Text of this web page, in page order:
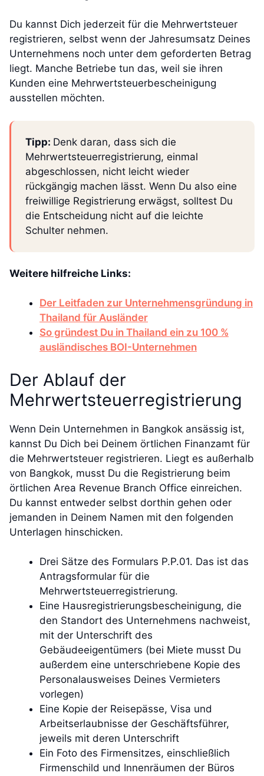
Du kannst Dich jederzeit für die Mehrwertsteuer
registrieren, selbst wenn der Jahresumsatz Deines
Unternehmens noch unter dem geforderten Betrag
liegt. Manche Betriebe tun das, weil sie ihren
Kunden eine Mehrwertsteuerbescheinigung
ausstellen möchten.
Tipp: Denk daran, dass sich die
Mehrwertsteuerregistrierung, einmal
abgeschlossen, nicht leicht wieder
rückgängig machen lässt. Wenn Du also eine
freiwillige Registrierung erwägst, solltest Du
die Entscheidung nicht auf die leichte
Schulter nehmen.
Weitere hilfreiche Links:
Der Leitfaden zur Unternehmensgründung in
Thailand für Ausländer
So gründest Du in Thailand ein zu 100 %
ausländisches BOI-Unternehmen
Der Ablauf der
Mehrwertsteuerregistrierung
Wenn Dein Unternehmen in Bangkok ansässig ist,
kannst Du Dich bei Deinem örtlichen Finanzamt für
die Mehrwertsteuer registrieren. Liegt es außerhalb
von Bangkok, musst Du die Registrierung beim
örtlichen Area Revenue Branch Office einreichen.
Du kannst entweder selbst dorthin gehen oder
jemanden in Deinem Namen mit den folgenden
Unterlagen hinschicken.
Drei Sätze des Formulars P.P.01. Das ist das
Antragsformular für die
Mehrwertsteuerregistrierung.
Eine Hausregistrierungsbescheinigung, die
den Standort des Unternehmens nachweist,
mit der Unterschrift des
Gebäudeeigentümers (bei Miete musst Du
außerdem eine unterschriebene Kopie des
Personalausweises Deines Vermieters
vorlegen)
Eine Kopie der Reisepässe, Visa und
Arbeitserlaubnisse der Geschäftsführer,
jeweils mit deren Unterschrift
Ein Foto des Firmensitzes, einschließlich
Firmenschild und Innenräumen der Büros